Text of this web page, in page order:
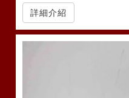
詳細介紹